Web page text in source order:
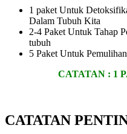
1 paket Untuk
Dalam Tubuh Kita
2-4 Paket Untuk Tahap
tubuh
5 Paket Untuk
CATATAN : 1
CATATAN